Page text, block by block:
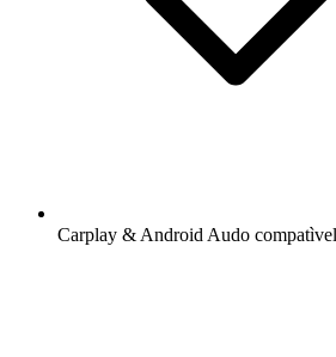
Carplay & Android Audo compatìvel